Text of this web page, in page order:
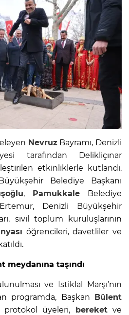
NevruzBayramı, Denizli
tarafından Delikliçınar
etkinliklerle kutlandı.
Belediye Başkanı
, PamukkaleBelediye
Denizli Büyükşehir
sivil toplum kuruluşlarının
öğrencileri, davetliler ve
meydanına taşındı
ve İstiklal Marşı’nın
programda, Başkan Bülent
protokol üyeleri, bereketve